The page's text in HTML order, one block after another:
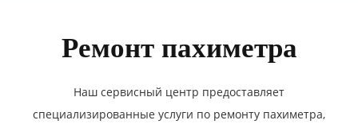
Ремонт пахиметра
Наш сервисный центр предоставляет
специализированные услуги по ремонту пахиметра,